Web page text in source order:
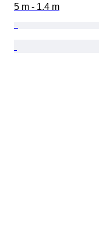
5 m - 1.4 m